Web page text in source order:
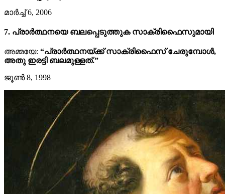
മാർച്ച് 6, 2006
7. പ്രാർത്ഥനയെ ബലപ്പെടുത്തുക സാക്രിഫൈസുമായി
അമ്മയേ: “പ്രാർത്ഥനയ്ക്ക് സാക്രിഫൈസ് ചേരുമ്പോൾ,
അതു ഇരട്ടി ബലമുള്ളത്.”
ജൂൺ 8, 1998